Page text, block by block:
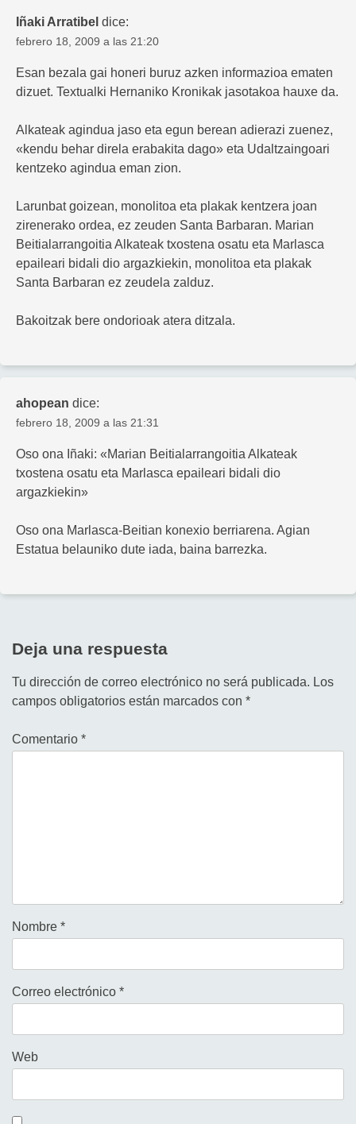
Iñaki Arratibel dice:
febrero 18, 2009 a las 21:20
Esan bezala gai honeri buruz azken informazioa ematen
dizuet. Textualki Hernaniko Kronikak jasotakoa hauxe da.
Alkateak agindua jaso eta egun berean adierazi zuenez,
«kendu behar direla erabakita dago» eta Udaltzaingoari
kentzeko agindua eman zion.
Larunbat goizean, monolitoa eta plakak kentzera joan
zirenerako ordea, ez zeuden Santa Barbaran. Marian
Beitialarrangoitia Alkateak txostena osatu eta Marlasca
epaileari bidali dio argazkiekin, monolitoa eta plakak
Santa Barbaran ez zeudela zalduz.
Bakoitzak bere ondorioak atera ditzala.
ahopean dice:
febrero 18, 2009 a las 21:31
Oso ona Iñaki: «Marian Beitialarrangoitia Alkateak
txostena osatu eta Marlasca epaileari bidali dio
argazkiekin»
Oso ona Marlasca-Beitian konexio berriarena. Agian
Estatua belauniko dute iada, baina barrezka.
Deja una respuesta
Tu dirección de correo electrónico no será publicada. Los
campos obligatorios están marcados con *
Comentario *
Nombre *
Correo electrónico *
Web